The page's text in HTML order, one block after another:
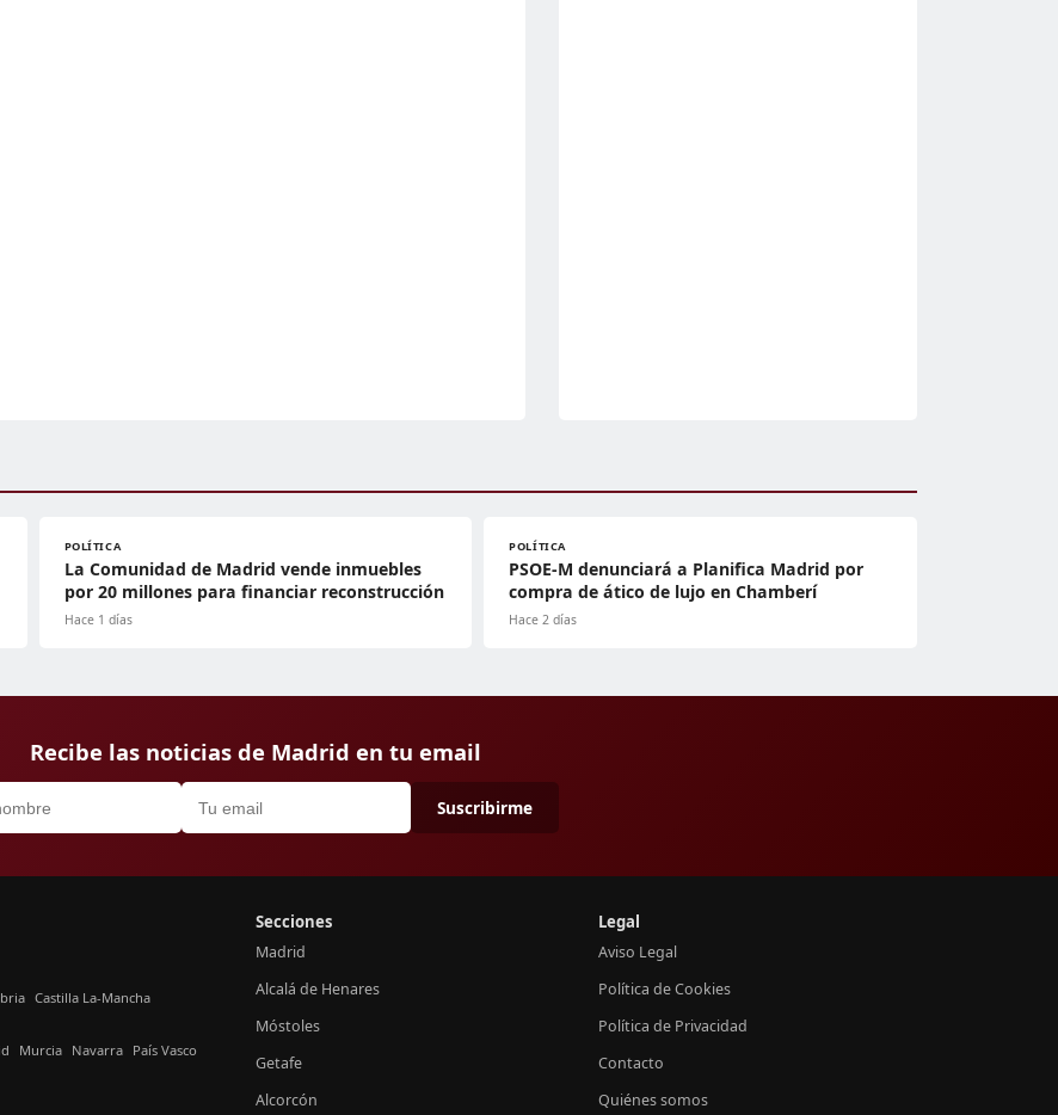
POLÍTICA
La Comunidad de Madrid vende inmuebles
por 20 millones para financiar reconstrucción
Hace 1 días
POLÍTICA
PSOE-M denunciará a Planifica Madrid por
compra de ático de lujo en Chamberí
Hace 2 días
Recibe las noticias de Madrid en tu email
Suscribirme
Castilla La-Mancha
Murcia Navarra País Vasco
Secciones
Madrid
Alcalá de Henares
Móstoles
Getafe
Alcorcón
Legal
Aviso Legal
Política de Cookies
Política de Privacidad
Contacto
Quiénes somos